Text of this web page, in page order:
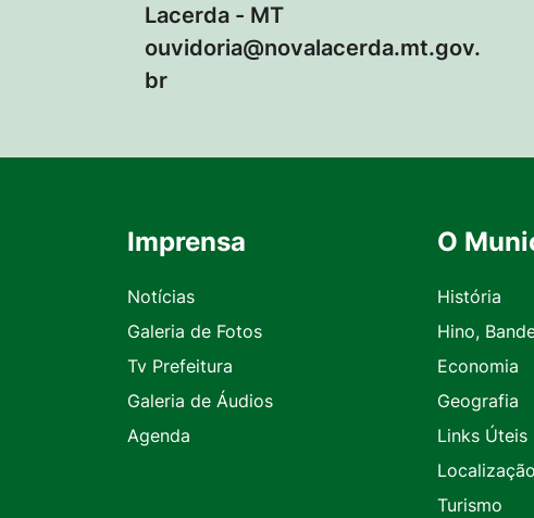
Lacerda - MT
ouvidoria@novalacerda.mt.gov.
br
Seção do Rodapé e Contato
Imprensa
Notícias
Galeria de Fotos
Tv Prefeitura
Galeria de Áudios
Agenda
O
História
Hino,
Economia
Geografia
Links Úteis
Localização
Turismo